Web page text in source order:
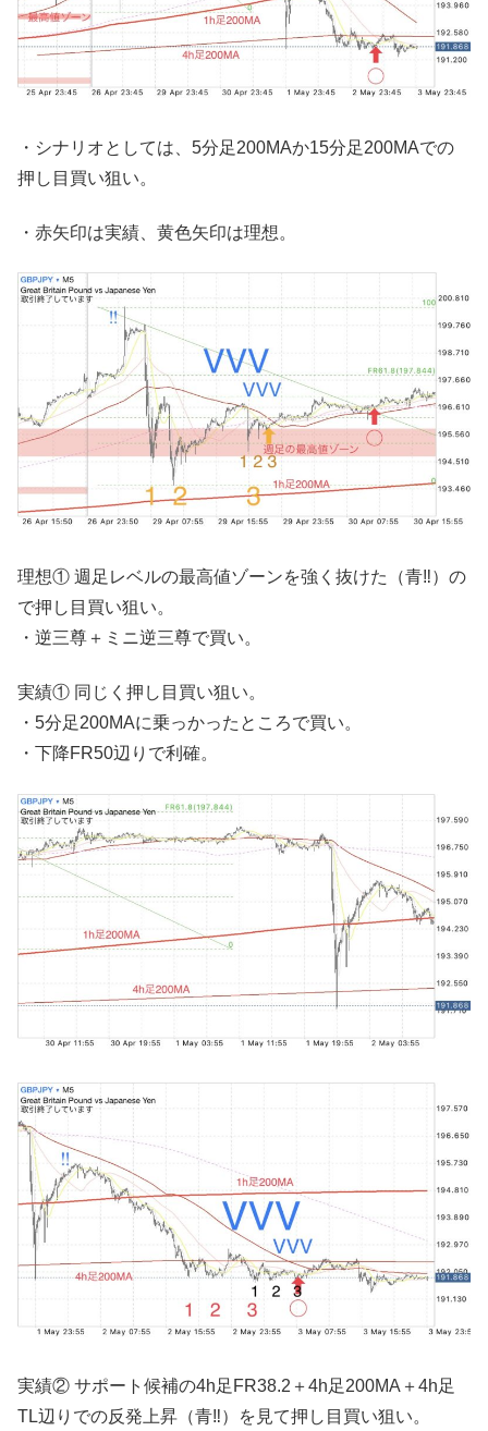
・シナリオとしては、5分足200MAか15分足200MAでの
押し目買い狙い。
・赤矢印は実績、黄色矢印は理想。
理想① 週足レベルの最高値ゾーンを強く抜けた（青‼︎）の
で押し目買い狙い。
・逆三尊＋ミニ逆三尊で買い。
実績① 同じく押し目買い狙い。
・5分足200MAに乗っかったところで買い。
・下降FR50辺りで利確。
実績② サポート候補の4h足FR38.2＋4h足200MA＋4h足
TL辺りでの反発上昇（青‼︎）を見て押し目買い狙い。